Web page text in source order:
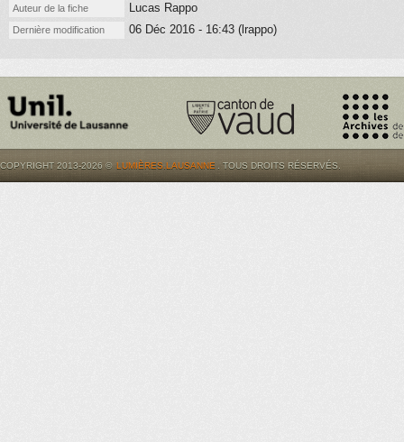
Auteur de la fiche Lucas Rappo
Dernière modification 06 Déc 2016 - 16:43 (lrappo)
COPYRIGHT 2013-2026 © LUMIÈRES.LAUSANNE . TOUS DROITS RÉSERVÉS.